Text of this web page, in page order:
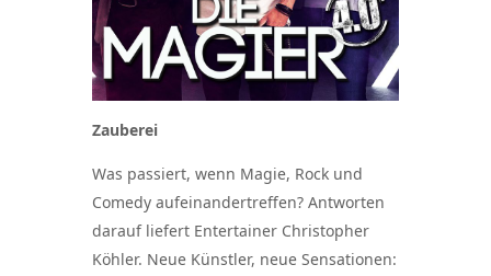
Zauberei
Was passiert, wenn Magie, Rock und
Comedy aufeinandertreffen? Antworten
darauf liefert Entertainer Christopher
Köhler. Neue Künstler, neue Sensationen: